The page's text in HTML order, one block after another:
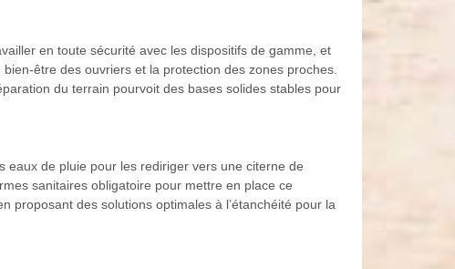
en toute sécurité avec les dispositifs de gamme, et
être des ouvriers et la protection des zones proches.
du terrain pourvoit des bases solides stables pour
eaux de pluie pour les rediriger vers une citerne de
sanitaires obligatoire pour mettre en place ce
proposant des solutions optimales à l’étanchéité pour la